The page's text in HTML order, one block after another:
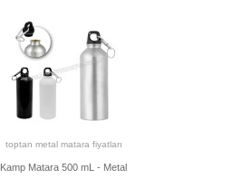
toptan metal matara fiyatları
Kamp Matara 500 mL - Metal